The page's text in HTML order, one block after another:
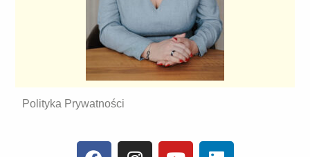
Polityka Prywatności